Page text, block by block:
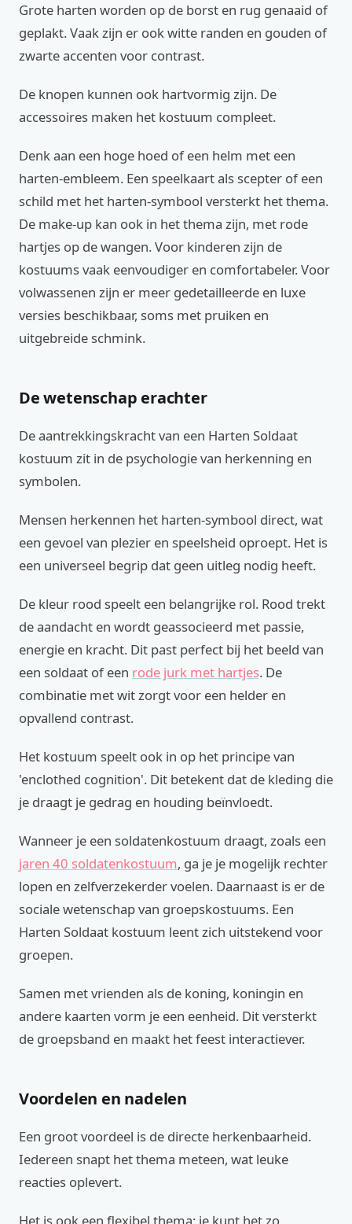
Grote harten worden op de borst en rug genaaid of
geplakt. Vaak zijn er ook witte randen en gouden of
zwarte accenten voor contrast.
De knopen kunnen ook hartvormig zijn. De
accessoires maken het kostuum compleet.
Denk aan een hoge hoed of een helm met een
harten-embleem. Een speelkaart als scepter of een
schild met het harten-symbool versterkt het thema.
De make-up kan ook in het thema zijn, met rode
hartjes op de wangen. Voor kinderen zijn de
kostuums vaak eenvoudiger en comfortabeler. Voor
volwassenen zijn er meer gedetailleerde en luxe
versies beschikbaar, soms met pruiken en
uitgebreide schmink.
De wetenschap erachter
De aantrekkingskracht van een Harten Soldaat
kostuum zit in de psychologie van herkenning en
symbolen.
Mensen herkennen het harten-symbool direct, wat
een gevoel van plezier en speelsheid oproept. Het is
een universeel begrip dat geen uitleg nodig heeft.
De kleur rood speelt een belangrijke rol. Rood trekt
de aandacht en wordt geassocieerd met passie,
energie en kracht. Dit past perfect bij het beeld van
een soldaat of een rode jurk met hartjes. De
combinatie met wit zorgt voor een helder en
opvallend contrast.
Het kostuum speelt ook in op het principe van
'enclothed cognition'. Dit betekent dat de kleding die
je draagt je gedrag en houding beïnvloedt.
Wanneer je een soldatenkostuum draagt, zoals een
jaren 40 soldatenkostuum, ga je je mogelijk rechter
lopen en zelfverzekerder voelen. Daarnaast is er de
sociale wetenschap van groepskostuums. Een
Harten Soldaat kostuum leent zich uitstekend voor
groepen.
Samen met vrienden als de koning, koningin en
andere kaarten vorm je een eenheid. Dit versterkt
de groepsband en maakt het feest interactiever.
Voordelen en nadelen
Een groot voordeel is de directe herkenbaarheid.
Iedereen snapt het thema meteen, wat leuke
reacties oplevert.